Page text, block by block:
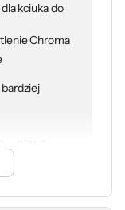
kciuka do
Chroma
strefowe
i
mysz pod